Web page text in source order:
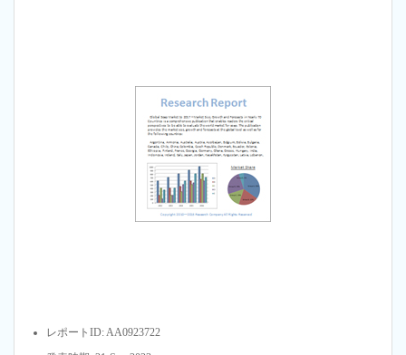
レポートID: AA0923722